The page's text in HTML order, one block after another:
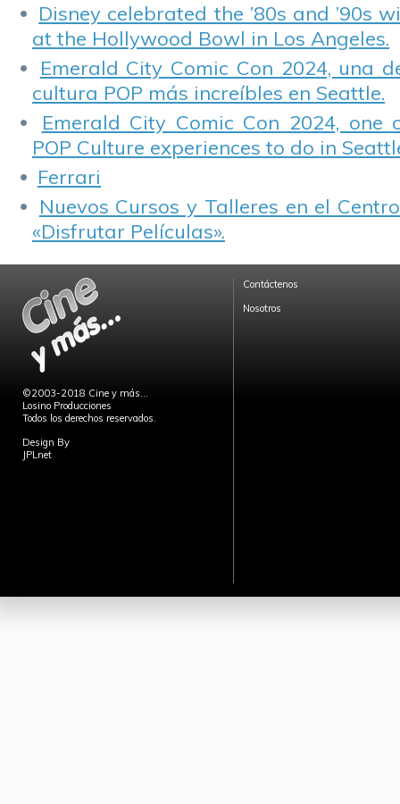
Disney celebrated the ’80s and ’90s
at the Hollywood Bowl in Los Angeles.
Emerald City Comic Con 2024, una
cultura POP más increíbles en Seattle.
Emerald City Comic Con 2024,
POP Culture experiences to do in
Ferrari
Nuevos Cursos y Talleres en el
«Disfrutar Películas».
©2003-2018 Cine y más...
Losino Producciones
Todos los derechos reservados.
Design By
JPLnet
Contáctenos
Nosotros